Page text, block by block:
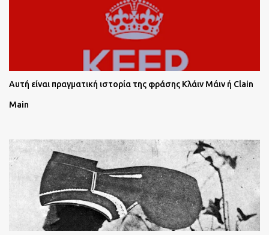
Αυτή είναι πραγματική ιστορία της φράσης Κλάιν Μάιν ή Clain
Main